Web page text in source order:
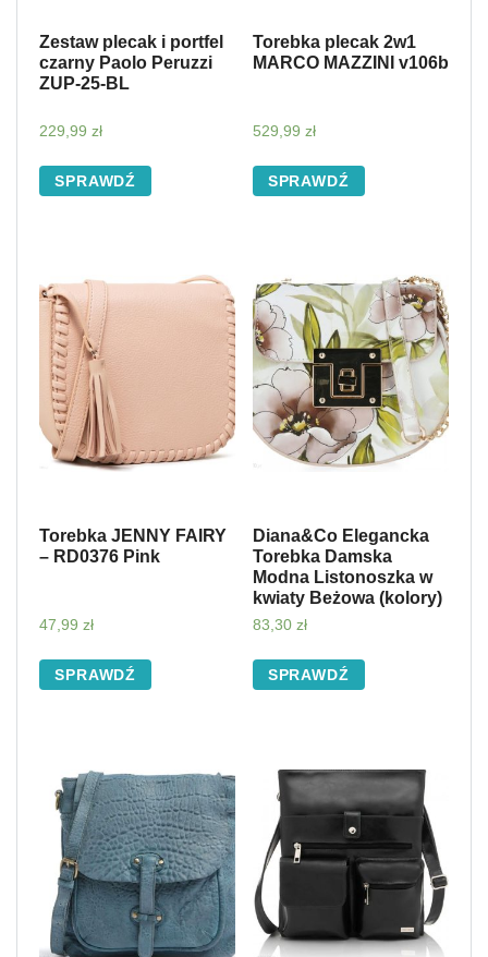
Zestaw plecak i portfel
czarny Paolo Peruzzi
ZUP-25-BL
229,99 zł
SPRAWDŹ
Torebka plecak 2w1
MARCO MAZZINI v106b
529,99 zł
SPRAWDŹ
Torebka JENNY FAIRY
– RD0376 Pink
47,99 zł
SPRAWDŹ
Diana&Co Elegancka
Torebka Damska
Modna Listonoszka w
kwiaty Beżowa (kolory)
83,30 zł
SPRAWDŹ